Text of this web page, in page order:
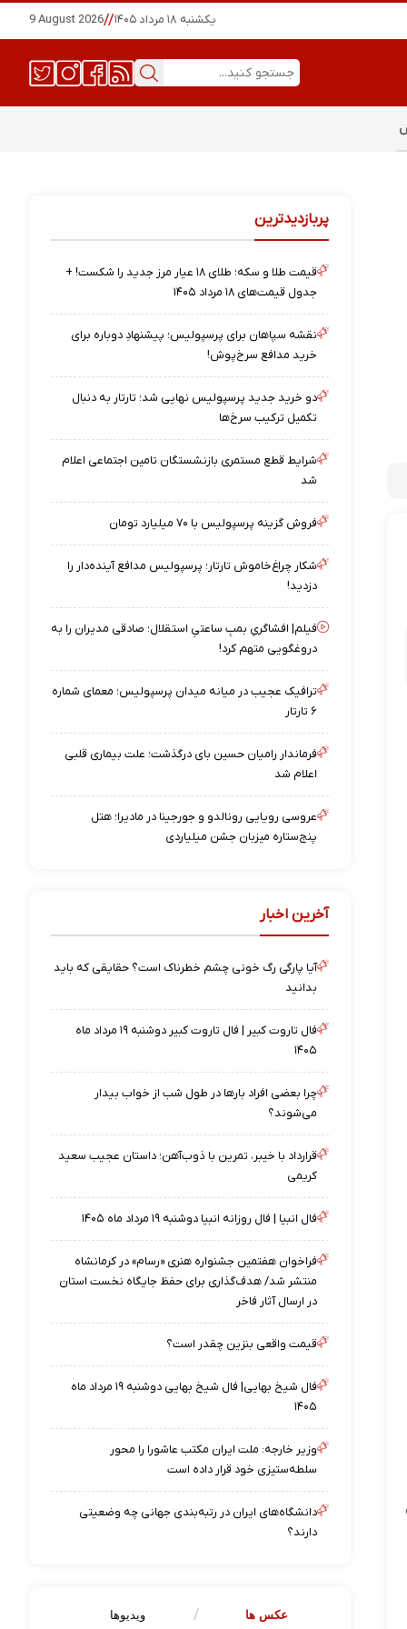
یکشنبه ۱۸ مرداد ۱۴۰۵ //
9 August 2026
پربازدیدترین
قیمت طلا و سکه؛ طلای ۱۸ عیار مرز جدید را شکست! +
جدول قیمت‌های ۱۸ مرداد ۱۴۰۵
نقشه‌ سپاهان برای پرسپولیس؛ پیشنهادِ دوباره برای
خرید مدافع سرخ‌پوش!
دو خرید جدید پرسپولیس نهایی شد؛ تارتار به دنبال
تکمیل ترکیب سرخ‌ها
شرایط قطع مستمری بازنشستگان تامین اجتماعی اعلام
شد
فروش گزینه پرسپولیس با ۷۰ میلیارد تومان
شکار چراغ‌خاموش تارتار؛ پرسپولیس مدافع آینده‌دار را
دزدید!
فیلم| افشاگریِ بمبِ ساعتیِ استقلال؛ صادقی مدیران را به
دروغگویی متهم کرد!
ترافیک عجیب در میانه میدان پرسپولیس؛ معمای شماره
۶ تارتار
فرماندار رامیان حسین بای درگذشت؛ علت بیماری قلبی
اعلام شد
عروسی رویایی رونالدو و جورجینا در مادیرا؛ هتل
پنج‌ستاره میزبان جشن میلیاردی
آخرین اخبار
آیا پارگی رگ خونی چشم خطرناک است؟ حقایقی که باید
بدانید
فال تاروت کبیر | فال تاروت کبیر دوشنبه ۱۹ مرداد ماه
۱۴۰۵
چرا بعضی افراد بارها در طول شب از خواب بیدار
می‌شوند؟
قرارداد با خیبر، تمرین با ذوب‌آهن؛ داستان عجیب سعید
کریمی
فال انبیا | فال روزانه انبیا دوشنبه ۱۹ مرداد ماه ۱۴۰۵
فراخوان هفتمین جشنواره هنری «رسام» در کرمانشاه
منتشر شد/ هدف‌گذاری برای حفظ جایگاه نخست استان
در ارسال آثار فاخر
قیمت واقعی بنزین چقدر است؟
فال شیخ بهایی| فال شیخ بهایی دوشنبه ۱۹ مرداد ماه
۱۴۰۵
وزیر خارجه: ملت ایران مکتب عاشورا را محور
سلطه‌ستیزی خود قرار داده است
دانشگاه‌های ایران در رتبه‌بندی جهانی چه وضعیتی
دارند؟
عکس ها ویدیوها